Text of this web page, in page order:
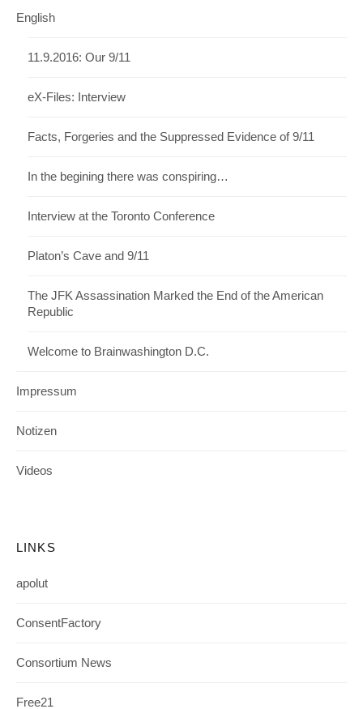
English
11.9.2016: Our 9/11
eX-Files: Interview
Facts, Forgeries and the Suppressed Evidence of 9/11
In the begining there was conspiring…
Interview at the Toronto Conference
Platon’s Cave and 9/11
The JFK Assassination Marked the End of the American
Republic
Welcome to Brainwashington D.C.
Impressum
Notizen
Videos
LINKS
apolut
ConsentFactory
Consortium News
Free21